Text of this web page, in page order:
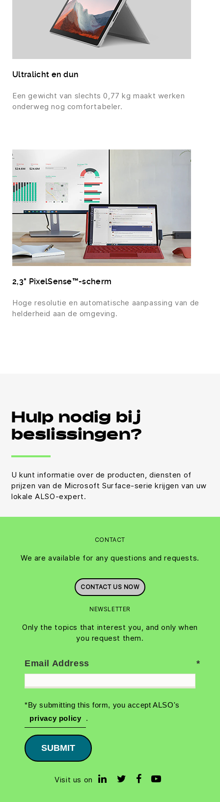
Ultralicht en dun
Een gewicht van slechts 0,77 kg maakt werken
onderweg nog comfortabeler.
2,3" PixelSense™-scherm
Hoge resolutie en automatische aanpassing van de
helderheid aan de omgeving.
Hulp nodig bij
beslissingen?
U kunt informatie over de producten, diensten of
prijzen van de Microsoft Surface-serie krijgen van uw
lokale ALSO-expert.
CONTACT
We are available for any questions and requests.
CONTACT US NOW
NEWSLETTER
Only the topics that interest you, and only when
you request them.
Email Address
*By submitting this form, you accept ALSO's
privacy policy
.
SUBMIT
Visit us on